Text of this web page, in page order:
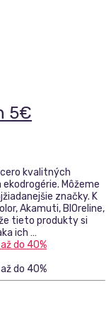
5€
kvalitných
Môžeme
značky. K
Akamuti, BIOreline,
že tieto produkty si
ich …